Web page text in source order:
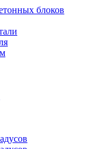
блоков